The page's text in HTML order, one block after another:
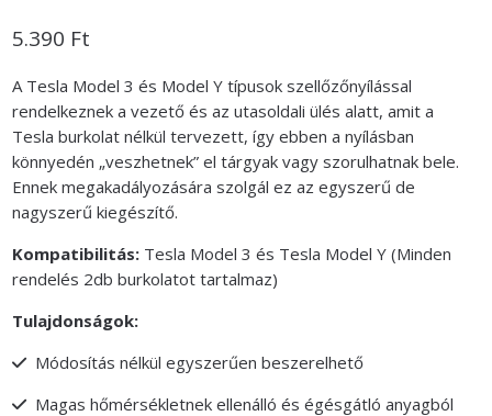
5.390 Ft
A Tesla Model 3 és Model Y típusok szellőzőnyílással
rendelkeznek a vezető és az utasoldali ülés alatt, amit a
Tesla burkolat nélkül tervezett, így ebben a nyílásban
könnyedén „veszhetnek” el tárgyak vagy szorulhatnak bele.
Ennek megakadályozására szolgál ez az egyszerű de
nagyszerű kiegészítő.
Kompatibilitás: Tesla Model 3 és Tesla Model Y (Minden
rendelés 2db burkolatot tartalmaz)
Tulajdonságok:
Módosítás nélkül egyszerűen beszerelhető
Magas hőmérsékletnek ellenálló és égésgátló anyagból